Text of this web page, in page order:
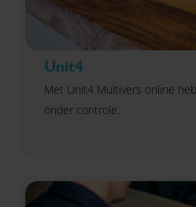
Unit4
Met Unit4 Multivers online
onder controle.